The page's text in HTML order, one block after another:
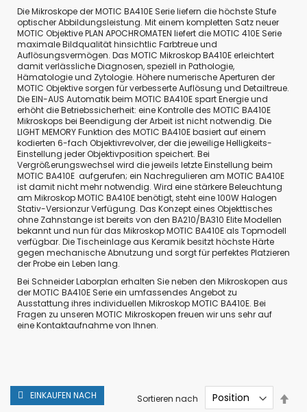
Die Mikroskope der MOTIC BA410E Serie liefern die höchste Stufe
optischer Abbildungsleistung. Mit einem kompletten Satz neuer
MOTIC Objektive PLAN APOCHROMATEN liefert die MOTIC 410E Serie
maximale Bildqualität hinsichtlic Farbtreue und
Auflösungsvermögen. Das MOTIC Mikroskop BA410E erleichtert
damit verlässliche Diagnosen, speziell in Pathologie,
Hämatologie und Zytologie. Höhere numerische Aperturen der
MOTIC Objektive sorgen für verbesserte Auflösung und Detailtreue.
Die EIN-AUS Automatik beim MOTIC BA410E spart Energie und
erhöht die Betriebssicherheit: eine Kontrolle des MOTIC BA410E
Mikroskops bei Beendigung der Arbeit ist nicht notwendig. Die
LIGHT MEMORY Funktion des MOTIC BA410E basiert auf einem
kodierten 6-fach Objektivrevolver, der die jeweilige Helligkeits-
Einstellung jeder Objektivposition speichert. Bei
Vergrößerungswechsel wird die jeweils letzte Einstellung beim
MOTIC BA410E aufgerufen; ein Nachregulieren am MOTIC BA410E
ist damit nicht mehr notwendig. Wird eine stärkere Beleuchtung
am Mikroskop MOTIC BA410E benötigt, steht eine 100W Halogen
Stativ-Versionzur Verfügung. Das Konzept eines Objekttisches
ohne Zahnstange ist bereits von den BA210/BA310 Elite Modellen
bekannt und nun für das Mikroskop MOTIC BA410E als Topmodell
verfügbar. Die Tischeinlage aus Keramik besitzt höchste Härte
gegen mechanische Abnutzung und sorgt für perfektes Platzieren
der Probe ein Leben lang.
Bei Schneider Laborplan erhalten Sie neben den Mikroskopen aus
der MOTIC BA410E Serie ein umfassendes Angebot zu
Ausstattung ihres individuellen Mikroskop MOTIC BA410E. Bei
Fragen zu unseren MOTIC Mikroskopen freuen wir uns sehr auf
eine Kontaktaufnahme von Ihnen.
Sortieren nach
EINKAUFEN NACH